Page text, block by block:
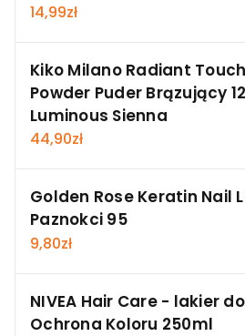
14,99zł
Kiko Milano Radiant
Powder Puder Brązujący
Luminous Sienna
44,90zł
Golden Rose Keratin Nail
Paznokci 95
9,80zł
NIVEA Hair Care - lakier
Ochrona Koloru 250ml